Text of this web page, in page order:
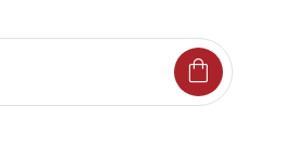
shopping_bag